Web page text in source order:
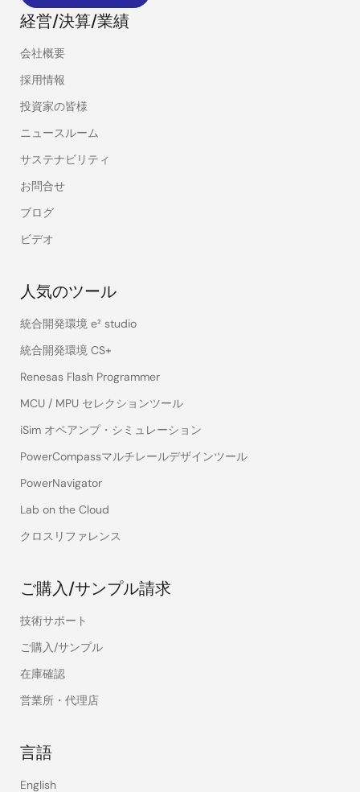
経営/決算/業績
会社概要
採用情報
投資家の皆様
ニュースルーム
サステナビリティ
お問合せ
ブログ
ビデオ
人気のツール
統合開発環境 e² studio
統合開発環境 CS+
Renesas Flash Programmer
MCU / MPU セレクションツール
iSim オペアンプ・シミュレーション
PowerCompassマルチレールデザインツール
PowerNavigator
Lab on the Cloud
クロスリファレンス
ご購入/サンプル請求
技術サポート
ご購入/サンプル
在庫確認
営業所・代理店
言語
English